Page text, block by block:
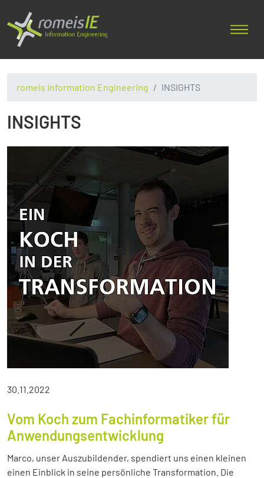
romeis Information Engineering INSIGHTS
INSIGHTS
30.11.2022
Vom Koch zum Fachinformatiker für
Anwendungsentwicklung
Marco, unser Auszubildender, spendiert uns einen kleinen
einen Einblick in seine persönliche Transformation. Die